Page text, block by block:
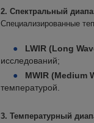
2. Спектральный
Специализированные
LWIR (Long
исследований;
MWIR (Medium
температурой.
3. Температурный